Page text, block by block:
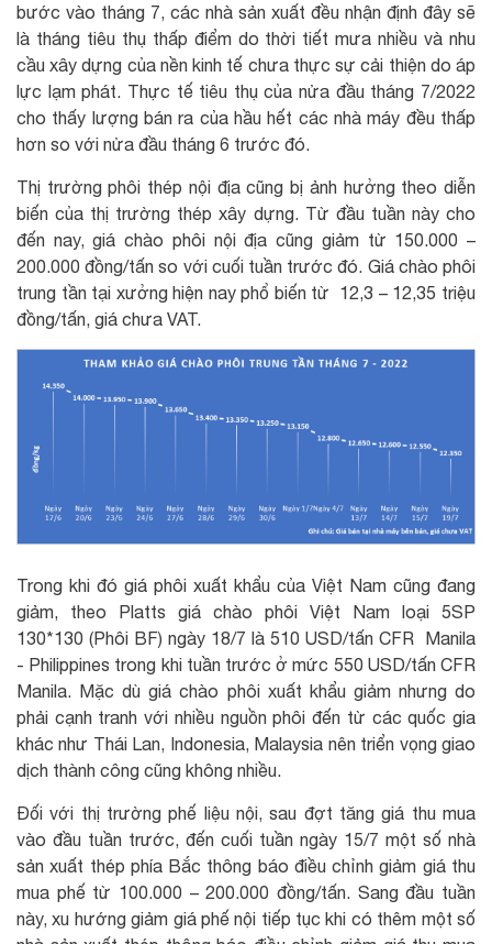
bước vào tháng 7, các nhà sản xuất đều nhận định đây sẽ
là tháng tiêu thụ thấp điểm do thời tiết mưa nhiều và nhu
cầu xây dựng của nền kinh tế chưa thực sự cải thiện do áp
lực lạm phát. Thực tế tiêu thụ của nửa đầu tháng 7/2022
cho thấy lượng bán ra của hầu hết các nhà máy đều thấp
hơn so với nửa đầu tháng 6 trước đó.
Thị trường phôi thép nội địa cũng bị ảnh hưởng theo diễn
biến của thị trường thép xây dựng. Từ đầu tuần này cho
đến nay, giá chào phôi nội địa cũng giảm từ 150.000 –
200.000 đồng/tấn so với cuối tuần trước đó. Giá chào phôi
trung tần tại xưởng hiện nay phổ biến từ 12,3 – 12,35 triệu
đồng/tấn, giá chưa VAT.
Trong khi đó giá phôi xuất khẩu của Việt Nam cũng đang
giảm, theo Platts giá chào phôi Việt Nam loại 5SP
130*130 (Phôi BF) ngày 18/7 là 510 USD/tấn CFR Manila
- Philippines trong khi tuần trước ở mức 550 USD/tấn CFR
Manila. Mặc dù giá chào phôi xuất khẩu giảm nhưng do
phải cạnh tranh với nhiều nguồn phôi đến từ các quốc gia
khác như Thái Lan, Indonesia, Malaysia nên triển vọng giao
dịch thành công cũng không nhiều.
Đối với thị trường phế liệu nội, sau đợt tăng giá thu mua
vào đầu tuần trước, đến cuối tuần ngày 15/7 một số nhà
sản xuất thép phía Bắc thông báo điều chỉnh giảm giá thu
mua phế từ 100.000 – 200.000 đồng/tấn. Sang đầu tuần
này, xu hướng giảm giá phế nội tiếp tục khi có thêm một số